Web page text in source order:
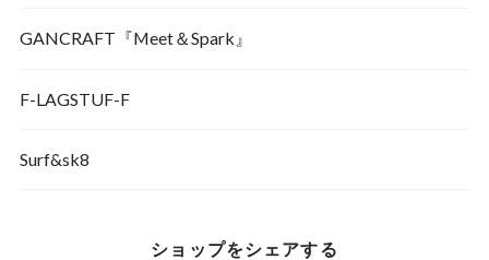
GANCRAFT『Meet＆Spark』
F-LAGSTUF-F
Surf&sk8
ショップをシェアする